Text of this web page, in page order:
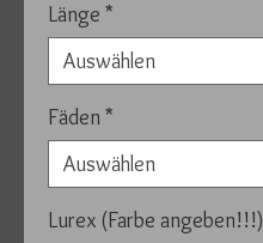
Länge *
Fäden*
Lurex (Farbe angeben!!!)